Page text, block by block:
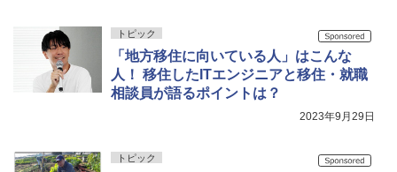
トピック
「地方移住に向いている人」はこんな
人！ 移住したITエンジニアと移住・就職
相談員が語るポイントは？
2023年9月29日
トピック